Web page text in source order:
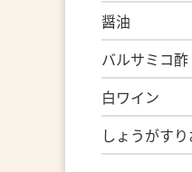
醤油
バルサミ
白ワイ
しょうがす